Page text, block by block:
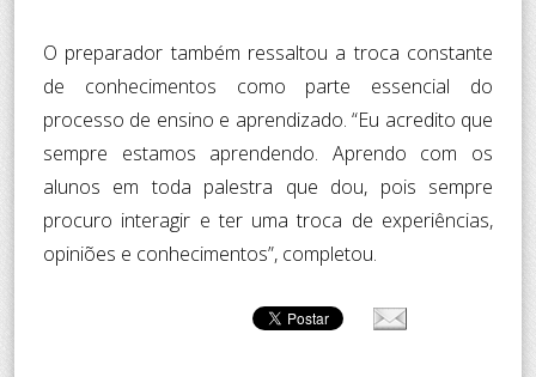
O preparador também ressaltou a troca constante
de conhecimentos como parte essencial do
processo de ensino e aprendizado. “Eu acredito que
sempre estamos aprendendo. Aprendo com os
alunos em toda palestra que dou, pois sempre
procuro interagir e ter uma troca de experiências,
opiniões e conhecimentos”, completou.